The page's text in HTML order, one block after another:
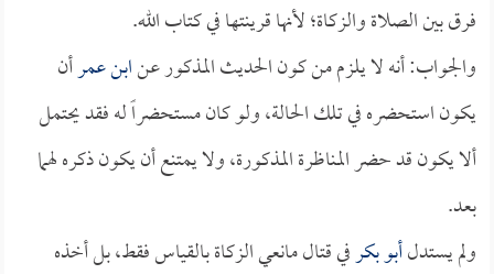
فرق بين الصلاة والزكاة؛ لأنها قرينتها في كتاب الله.
والجواب: أنه لا يلزم من كون الحديث المذكور عنابن عمرأن
يكون استحضره في تلك الحالة، ولو كان مستحضراً له فقد يحتمل
ألا يكون قد حضر المناظرة المذكورة، ولا يمتنع أن يكون ذكره لهما
بعد.
ولم يستدلأبو بكرفي قتال مانعي الزكاة بالقياس فقط، بل أخذه